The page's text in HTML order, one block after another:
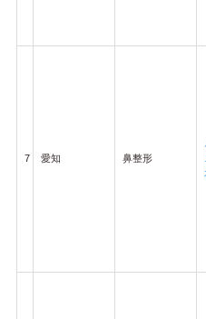
7 愛知 鼻整形